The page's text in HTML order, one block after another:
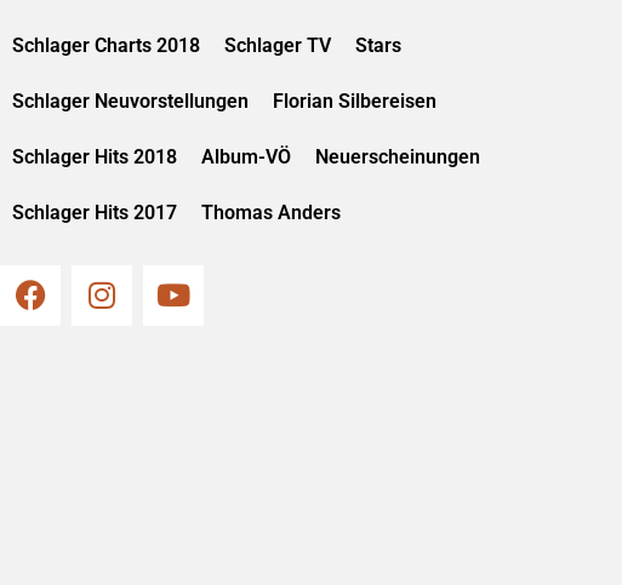
Schlager Charts 2018 Schlager TV Stars
Schlager Neuvorstellungen Florian Silbereisen
Schlager Hits 2018 Album-VÖ Neuerscheinungen
Schlager Hits 2017 Thomas Anders